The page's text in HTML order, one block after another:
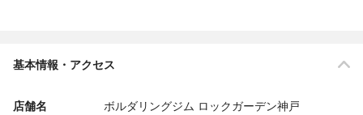
基本情報・アクセス
店舗名 ボルダリングジム ロックガーデン神戸